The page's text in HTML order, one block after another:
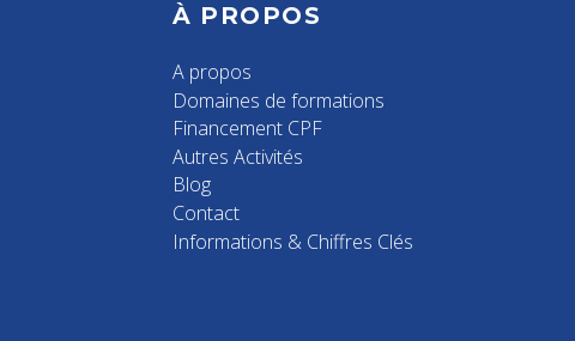
À PROPOS
A propos
Domaines de formations
Financement CPF
Autres Activités
Blog
Contact
Informations & Chiffres Clés